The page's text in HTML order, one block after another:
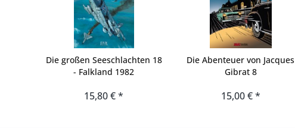
Die großen Seeschlachten 18
- Falkland 1982
15,80 € *
Die Abenteuer von Jacques
Gibrat 8
15,00 € *